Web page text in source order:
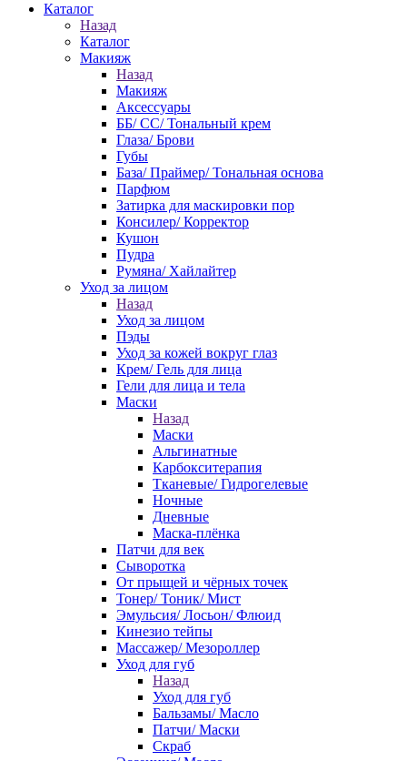
Каталог
Назад
Каталог
Макияж
Назад
Макияж
Аксессуары
ББ/ СС/ Тональный крем
Глаза/ Брови
Губы
База/ Праймер/ Тональная основа
Парфюм
Затирка для маскировки пор
Консилер/ Корректор
Кушон
Пудра
Румяна/ Хайлайтер
Уход за лицом
Назад
Уход за лицом
Пэды
Уход за кожей вокруг глаз
Крем/ Гель для лица
Гели для лица и тела
Маски
Назад
Маски
Альгинатные
Карбокситерапия
Тканевые/ Гидрогелевые
Ночные
Дневные
Маска-плёнка
Патчи для век
Сыворотка
От прыщей и чёрных точек
Тонер/ Тоник/ Мист
Эмульсия/ Лосьон/ Флюид
Кинезио тейпы
Массажер/ Мезороллер
Уход для губ
Назад
Уход для губ
Бальзамы/ Масло
Патчи/ Маски
Скраб